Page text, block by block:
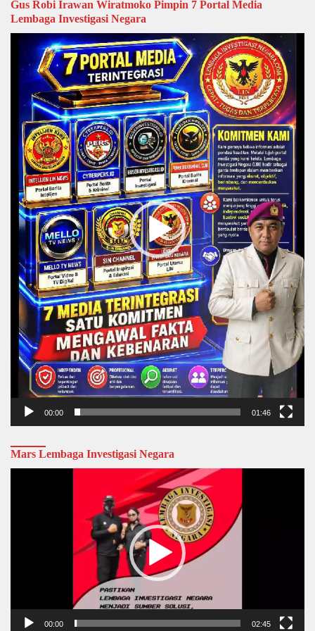
Gus Robi Irawan Wiratmoko Pimpin 7 Portal Media
Lembaga Investigasi Negara
Video
Player
00:00 01:46
Mars Lembaga Investigasi Negara
00:00 02:45